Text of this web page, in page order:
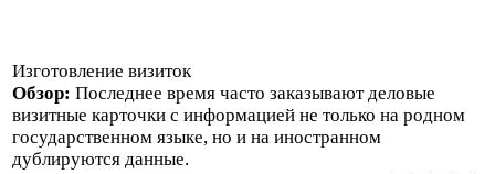
Изготовление визиток
Обзор: Последнее время часто заказывают деловые
визитные карточки с информацией не только на родном
государственном языке, но и на иностранном
дублируются данные.